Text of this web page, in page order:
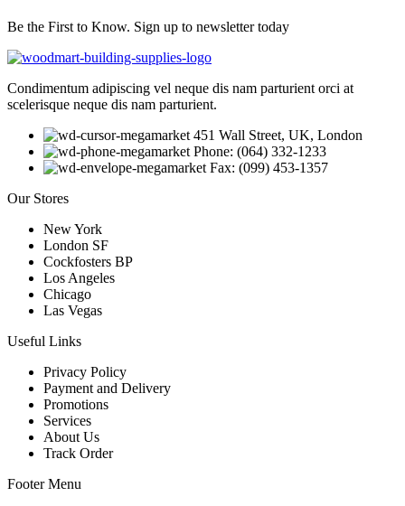
Be the First to Know. Sign up to newsletter today
Condimentum adipiscing vel neque dis nam parturient orci at
scelerisque neque dis nam parturient.
451 Wall Street, UK, London
Phone: (064) 332-1233
Fax: (099) 453-1357
Our Stores
New York
London SF
Cockfosters BP
Los Angeles
Chicago
Las Vegas
Useful Links
Privacy Policy
Payment and Delivery
Promotions
Services
About Us
Track Order
Footer Menu